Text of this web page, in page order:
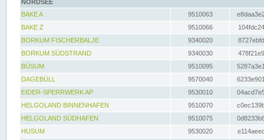
NORDSEE
BAKE A
9510063
BAKE Z
9510066
BORKUM FISCHERBALJE
9340020
BORKUM SÜDSTRAND
9340030
BÜSUM
9510095
DAGEBÜLL
9570040
EIDER-SPERRWERK AP
9530010
HELGOLAND BINNENHAFEN
9510070
HELGOLAND SÜDHAFEN
9510075
HUSUM
9530020